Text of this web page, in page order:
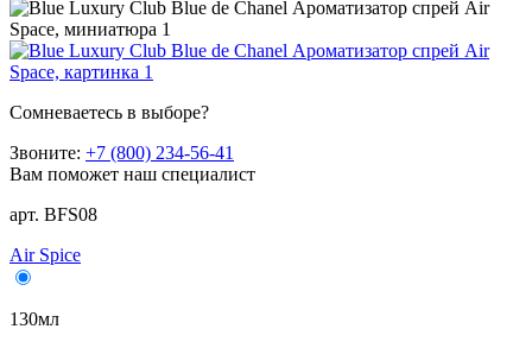
Сомневаетесь в выборе?
Звоните: +7 (800) 234-56-41
Вам поможет наш специалист
арт. BFS08
Air Spice
130мл